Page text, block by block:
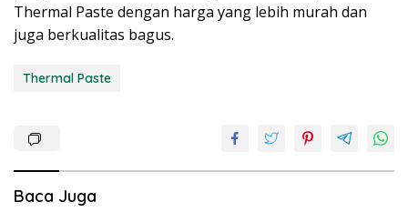
Thermal Paste dengan harga yang lebih murah dan
juga berkualitas bagus.
Thermal Paste
Baca Juga